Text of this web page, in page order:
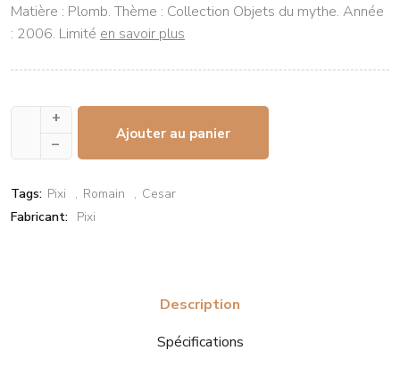
Matière : Plomb. Thème : Collection Objets du mythe. Année
: 2006. Limité en savoir plus
+
–
Ajouter au panier
Tags: Pixi Romain
Cesar
Fabricant: Pixi
Description
Spécifications